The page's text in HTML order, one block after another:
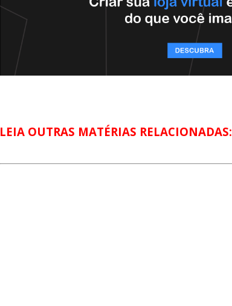
LEIA OUTRAS MATÉRIAS RELACIONADAS: